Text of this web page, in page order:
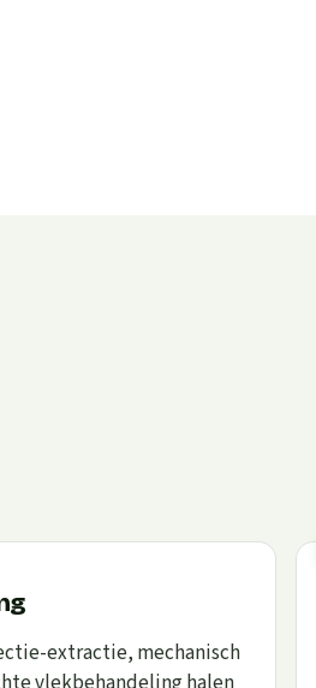
extractie, mechanisch